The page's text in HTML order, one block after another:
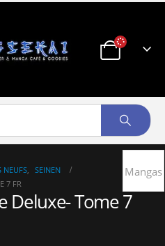
NEUFS
SEINEN
7 FR
Deluxe- Tome 7
Mangas